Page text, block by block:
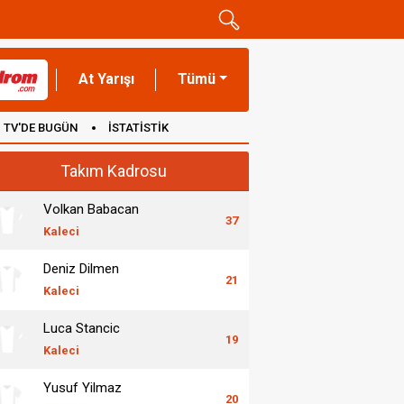
At Yarışı Tümü
TV'DE BUGÜN İSTATİSTİK
Takım Kadrosu
Volkan Babacan
Kaleci
37
Deniz Dilmen
Kaleci
21
Luca Stancic
Kaleci
19
Yusuf Yilmaz
20